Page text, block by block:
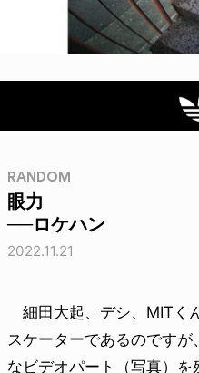
RANDOM
眼力
──ロケハン
2022.11.21
細田大起、デシ、MITく
スケーターであるのです
なビデオパート（写真）